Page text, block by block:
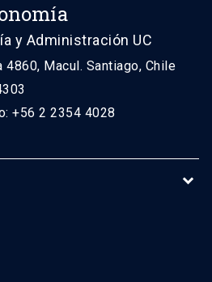
y Administración UC
4860, Macul. Santiago, Chile
+56 2 2354 4028